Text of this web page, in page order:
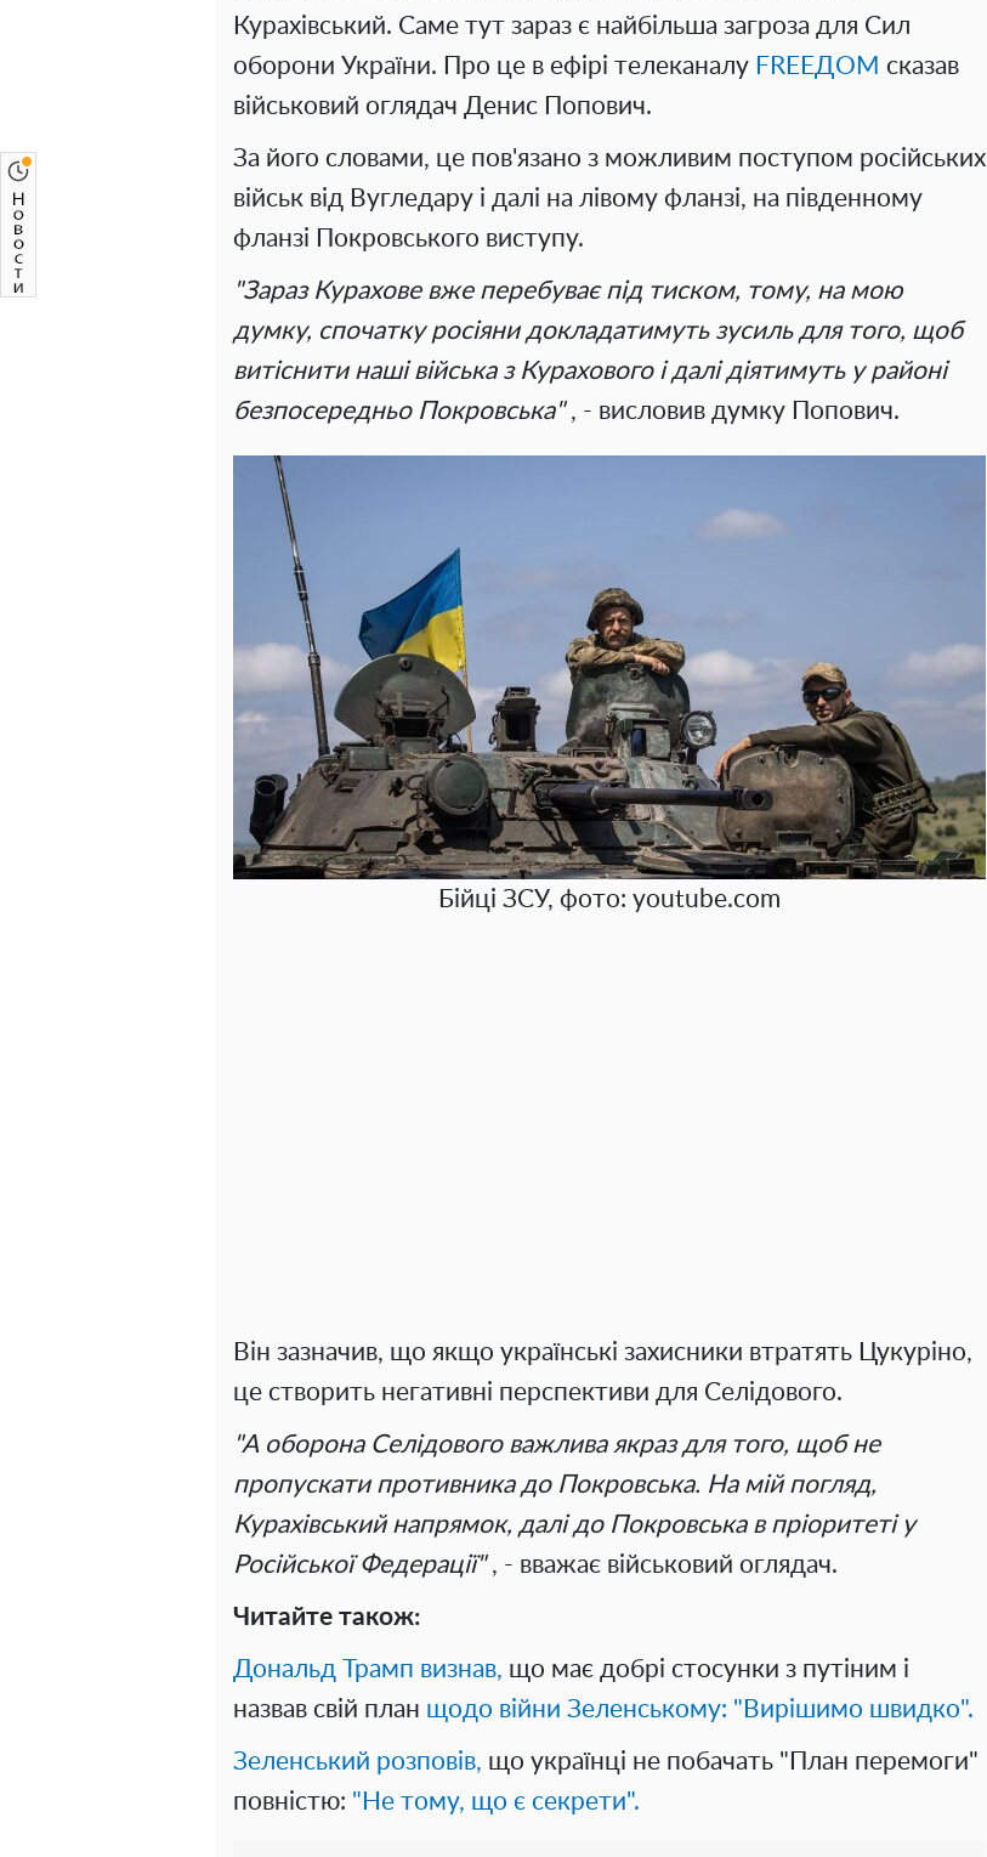
Курахівський. Саме тут зараз є найбільша загроза для Сил
оборони України. Про це в ефірі телеканалу FREEДОМ сказав
військовий оглядач Денис Попович.
За його словами, це пов'язано з можливим поступом російських
військ від Вугледару і далі на лівому фланзі, на південному
фланзі Покровського виступу.
"Зараз Курахове вже перебуває під тиском, тому, на мою
думку, спочатку росіяни докладатимуть зусиль для того, щоб
витіснити наші війська з Курахового і далі діятимуть у районі
безпосередньо Покровська", - висловив думку Попович.
Бійці ЗСУ, фото: youtube.com
Він зазначив, що якщо українські захисники втратять Цукуріно,
це створить негативні перспективи для Селідового.
"А оборона Селідового важлива якраз для того, щоб не
пропускати противника до Покровська. На мій погляд,
Курахівський напрямок, далі до Покровська в пріоритеті у
Російської Федерації", - вважає військовий оглядач.
Читайте також:
Дональд Трамп визнав, що має добрі стосунки з путіним і
назвав свій план щодо війни Зеленському: "Вирішимо швидко".
Зеленський розповів, що українці не побачать "План перемоги"
повністю: "Не тому, що є секрети".